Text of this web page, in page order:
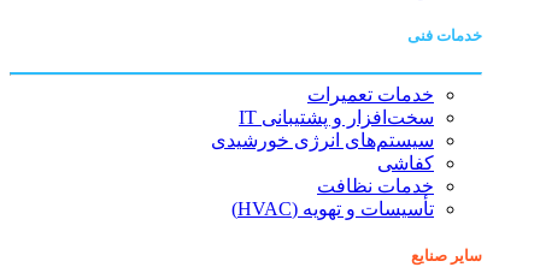
خدمات فنی
خدمات تعمیرات
سخت‌افزار و پشتیبانی IT
سیستم‌های انرژی خورشیدی
کفاشی
خدمات نظافت
تأسیسات و تهویه (HVAC)
سایر صنایع